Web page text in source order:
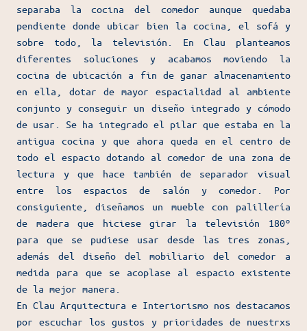
separaba la cocina del comedor aunque quedaba
pendiente donde ubicar bien la cocina, el sofá y
sobre todo, la televisión. En Clau planteamos
diferentes soluciones y acabamos moviendo la
cocina de ubicación a fin de ganar almacenamiento
en ella, dotar de mayor espacialidad al ambiente
conjunto y conseguir un diseño integrado y cómodo
de usar. Se ha integrado el pilar que estaba en la
antigua cocina y que ahora queda en el centro de
todo el espacio dotando al comedor de una zona de
lectura y que hace también de separador visual
entre los espacios de salón y comedor. Por
consiguiente, diseñamos un mueble con palillería
de madera que hiciese girar la televisión 180º
para que se pudiese usar desde las tres zonas,
además del diseño del mobiliario del comedor a
medida para que se acoplase al espacio existente
de la mejor manera.
En Clau Arquitectura e Interiorismo nos destacamos
por escuchar los gustos y prioridades de nuestrxs